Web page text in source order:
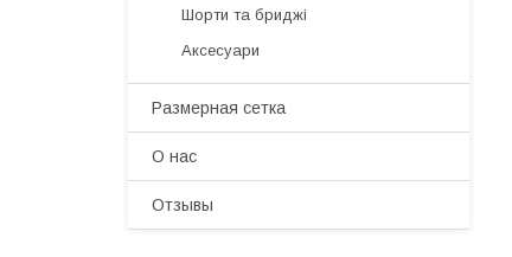
Шорти та бриджі
Аксесуари
Размерная сетка
О нас
Отзывы